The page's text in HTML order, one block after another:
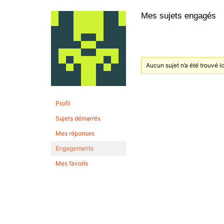
Profil
Sujets démarrés
Mes réponses
Engagements
Mes favoris
Mes sujets engagés
Aucun sujet n’a été trouvé